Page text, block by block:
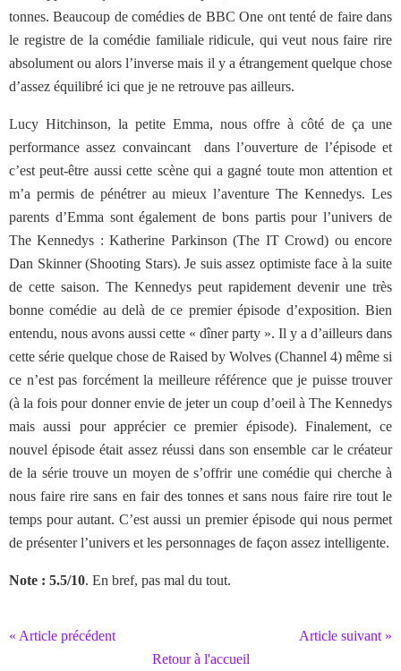
tonnes. Beaucoup de comédies de BBC One ont tenté de faire dans
le registre de la comédie familiale ridicule, qui veut nous faire rire
absolument ou alors l’inverse mais il y a étrangement quelque chose
d’assez équilibré ici que je ne retrouve pas ailleurs.
Lucy Hitchinson, la petite Emma, nous offre à côté de ça une
performance assez convaincant dans l’ouverture de l’épisode et
c’est peut-être aussi cette scène qui a gagné toute mon attention et
m’a permis de pénétrer au mieux l’aventure The Kennedys. Les
parents d’Emma sont également de bons partis pour l’univers de
The Kennedys : Katherine Parkinson (The IT Crowd) ou encore
Dan Skinner (Shooting Stars). Je suis assez optimiste face à la suite
de cette saison. The Kennedys peut rapidement devenir une très
bonne comédie au delà de ce premier épisode d’exposition. Bien
entendu, nous avons aussi cette « dîner party ». Il y a d’ailleurs dans
cette série quelque chose de Raised by Wolves (Channel 4) même si
ce n’est pas forcément la meilleure référence que je puisse trouver
(à la fois pour donner envie de jeter un coup d’oeil à The Kennedys
mais aussi pour apprécier ce premier épisode). Finalement, ce
nouvel épisode était assez réussi dans son ensemble car le créateur
de la série trouve un moyen de s’offrir une comédie qui cherche à
nous faire rire sans en fair des tonnes et sans nous faire rire tout le
temps pour autant. C’est aussi un premier épisode qui nous permet
de présenter l’univers et les personnages de façon assez intelligente.
Note : 5.5/10. En bref, pas mal du tout.
« Article précédent
Article suivant »
Retour à l'accueil